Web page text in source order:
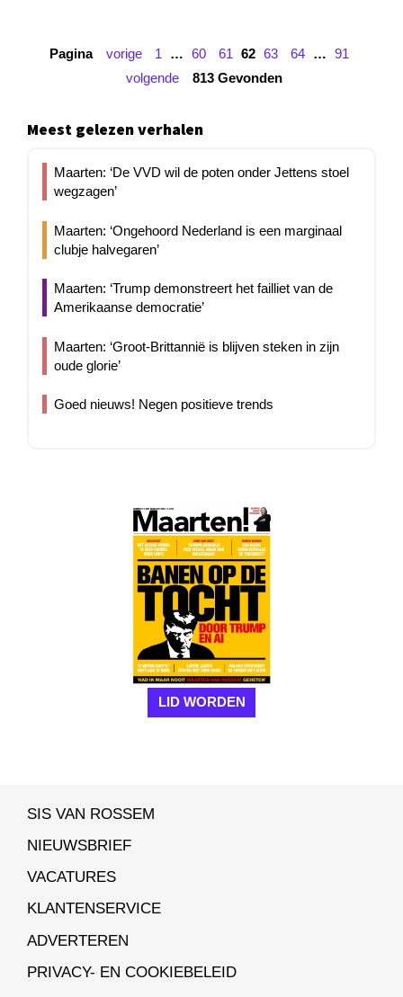
Pagina vorige 1 … 60 61 62 63 64 … 91
volgende
813 Gevonden
Meest gelezen verhalen
Maarten: ‘De VVD wil de poten onder Jettens stoel
wegzagen’
Maarten: ‘Ongehoord Nederland is een marginaal
clubje halvegaren’
Maarten: ‘Trump demonstreert het failliet van de
Amerikaanse democratie’
Maarten: ‘Groot-Brittannië is blijven steken in zijn
oude glorie’
Goed nieuws! Negen positieve trends
LID WORDEN
SIS VAN ROSSEM
NIEUWSBRIEF
VACATURES
KLANTENSERVICE
ADVERTEREN
PRIVACY- EN COOKIEBELEID